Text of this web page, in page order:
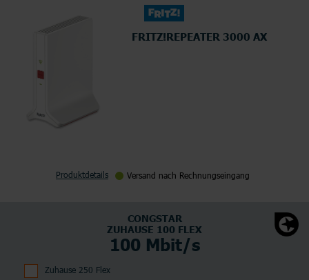
FRITZ!REPEATER 3000 AX
Produktdetails Versand nach Rechnungseingang
CONGSTAR
ZUHAUSE 100 FLEX
100 Mbit/s
Zuhause 250 Flex